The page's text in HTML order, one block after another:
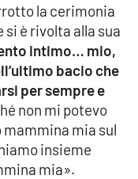
la cerimonia
si è rivolta alla sua
intimo… mio,
bacio che
per sempre e
non mi potevo
mammina mia sul
insieme
mia».